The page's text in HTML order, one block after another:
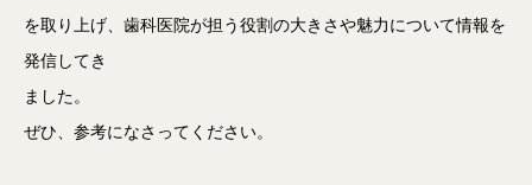
を取り上げ、歯科医院が担う役割の大きさや魅力について情報を
発信してき
ました。
ぜひ、参考になさってください。